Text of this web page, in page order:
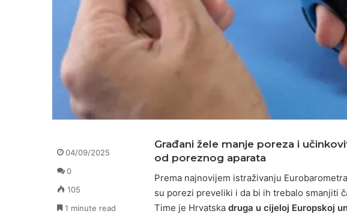
Građani žele manje poreza i
od poreznog aparata
Prema najnovijem istraživanju
su porezi preveliki i da bi ih trebalo smanjiti
Time je Hrvatska druga u cijeloj Europskoj
04/09/2025
0
105
1 minute read